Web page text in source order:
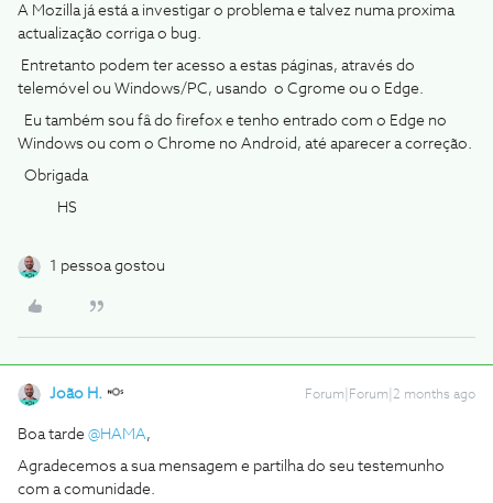
A Mozilla já está a investigar o problema e talvez numa proxima
actualização corriga o bug.
Entretanto podem ter acesso a estas páginas, através do
telemóvel ou Windows/PC, usando o Cgrome ou o Edge.
Eu também sou fâ do firefox e tenho entrado com o Edge no
Windows ou com o Chrome no Android, até aparecer a correção.
Obrigada
HS
1 pessoa gostou
João H. Forum|Forum|2 months ago
Boa tarde ​ @HAMA,
Agradecemos a sua mensagem e partilha do seu testemunho
com a comunidade.